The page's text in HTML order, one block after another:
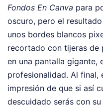
Fondos En Canva para
oscuro, pero el
unos bordes blancos
recortado con tijeras de
en una pantalla gigante,
profesionalidad. Al final,
impresión de que si así
descuidado serás con